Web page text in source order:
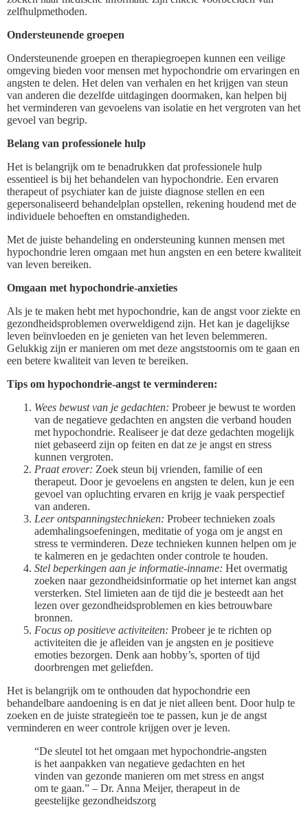
zelfhulpmethoden.
Ondersteunende groepen
Ondersteunende groepen en therapiegroepen kunnen een veilige
omgeving bieden voor mensen met hypochondrie om ervaringen en
angsten te delen. Het delen van verhalen en het krijgen van steun
van anderen die dezelfde uitdagingen doormaken, kan helpen bij
het verminderen van gevoelens van isolatie en het vergroten van het
gevoel van begrip.
Belang van professionele hulp
Het is belangrijk om te benadrukken dat professionele hulp
essentieel is bij het behandelen van hypochondrie. Een ervaren
therapeut of psychiater kan de juiste diagnose stellen en een
gepersonaliseerd behandelplan opstellen, rekening houdend met de
individuele behoeften en omstandigheden.
Met de juiste behandeling en ondersteuning kunnen mensen met
hypochondrie leren omgaan met hun angsten en een betere kwaliteit
van leven bereiken.
Omgaan met hypochondrie-anxieties
Als je te maken hebt met hypochondrie, kan de angst voor ziekte en
gezondheidsproblemen overweldigend zijn. Het kan je dagelijkse
leven beïnvloeden en je genieten van het leven belemmeren.
Gelukkig zijn er manieren om met deze angststoornis om te gaan en
een betere kwaliteit van leven te bereiken.
Tips om hypochondrie-angst te verminderen:
Wees bewust van je gedachten: Probeer je bewust te worden
van de negatieve gedachten en angsten die verband houden
met hypochondrie. Realiseer je dat deze gedachten mogelijk
niet gebaseerd zijn op feiten en dat ze je angst en stress
kunnen vergroten.
Praat erover: Zoek steun bij vrienden, familie of een
therapeut. Door je gevoelens en angsten te delen, kun je een
gevoel van opluchting ervaren en krijg je vaak perspectief
van anderen.
Leer ontspanningstechnieken: Probeer technieken zoals
ademhalingsoefeningen, meditatie of yoga om je angst en
stress te verminderen. Deze technieken kunnen helpen om je
te kalmeren en je gedachten onder controle te houden.
Stel beperkingen aan je informatie-inname: Het overmatig
zoeken naar gezondheidsinformatie op het internet kan angst
versterken. Stel limieten aan de tijd die je besteedt aan het
lezen over gezondheidsproblemen en kies betrouwbare
bronnen.
Focus op positieve activiteiten: Probeer je te richten op
activiteiten die je afleiden van je angsten en je positieve
emoties bezorgen. Denk aan hobby’s, sporten of tijd
doorbrengen met geliefden.
Het is belangrijk om te onthouden dat hypochondrie een
behandelbare aandoening is en dat je niet alleen bent. Door hulp te
zoeken en de juiste strategieën toe te passen, kun je de angst
verminderen en weer controle krijgen over je leven.
“De sleutel tot het omgaan met hypochondrie-angsten
is het aanpakken van negatieve gedachten en het
vinden van gezonde manieren om met stress en angst
om te gaan.” – Dr. Anna Meijer, therapeut in de
geestelijke gezondheidszorg